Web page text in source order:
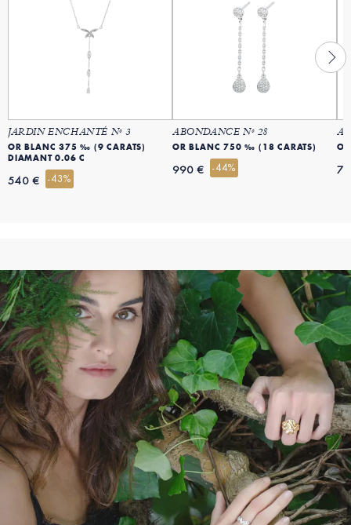
JARDIN ENCHANTÉ Nº 3
OR BLANC 375 ‰ (9 CARATS)
DIAMANT 0.06 C
540 € -43%
ABONDANCE Nº 28
OR BLANC 750 ‰ (18 CARATS)
990 € -44%